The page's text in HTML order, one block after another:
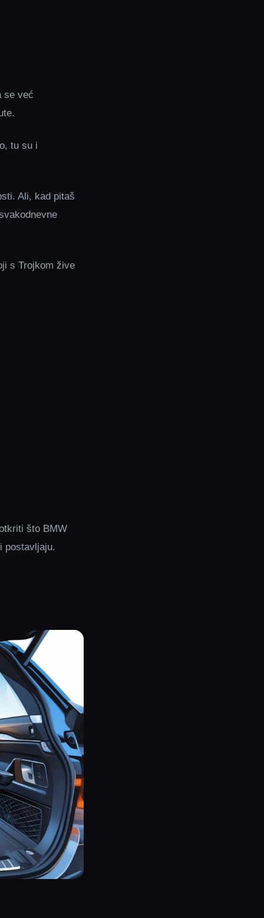
se već
tu su i
Ali, kad pitaš
s Trojkom žive
što BMW
postavljaju.